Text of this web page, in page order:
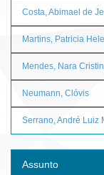
Costa, Abimael de
Martins, Patricia
Mendes, Nara
Neumann, Clóvis
Serrano, André Luiz
Assunto